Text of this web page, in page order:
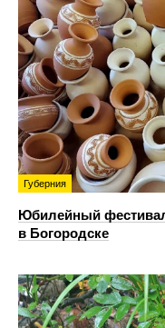
Губерния
Юбилейный
в Богородске